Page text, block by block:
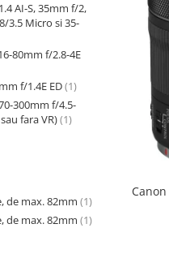
AI-S, 35mm f/2,
3.5 Micro si 35-
80mm f/2.8-4E
f/1.4E ED(1)
300mm f/4.5-
fara VR)(1)
de max. 82mm (1)
de max. 82mm (1)